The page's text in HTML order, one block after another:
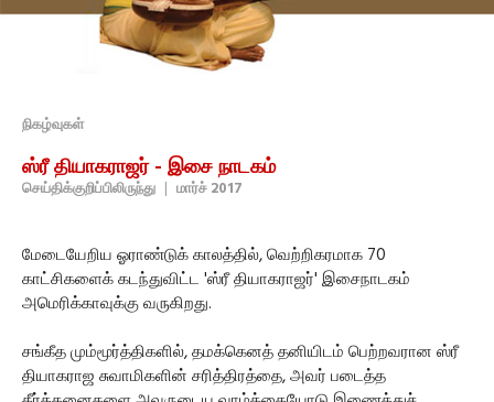
நிகழ்வுகள்
ஸ்ரீ தியாகராஜர் - இசை நாடகம்
செய்திக்குறிப்பிலிருந்து | மார்ச் 2017
மேடையேறிய ஓராண்டுக் காலத்தில், வெற்றிகரமாக 70
காட்சிகளைக் கடந்துவிட்ட 'ஸ்ரீ தியாகராஜர்' இசைநாடகம்
அமெரிக்காவுக்கு வருகிறது.
சங்கீத மும்மூர்த்திகளில், தமக்கெனத் தனியிடம் பெற்றவரான ஸ்ரீ
தியாகராஜ சுவாமிகளின் சரித்திரத்தை, அவர் படைத்த